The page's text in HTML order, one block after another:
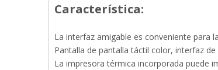
Característica:
La interfaz amigable es conveniente para
Pantalla de pantalla táctil color, interfaz
La impresora térmica incorporada puede